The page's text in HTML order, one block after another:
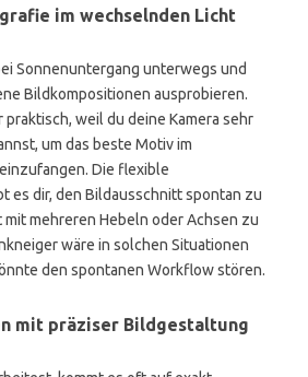
im wechselnden Licht
Sonnenuntergang unterwegs und
Bildkompositionen ausprobieren.
praktisch, weil du deine Kamera sehr
um das beste Motiv im
Die flexible
es dir, den Bildausschnitt spontan zu
mehreren Hebeln oder Achsen zu
wäre in solchen Situationen
den spontanen Workflow stören.
mit präziser Bildgestaltung